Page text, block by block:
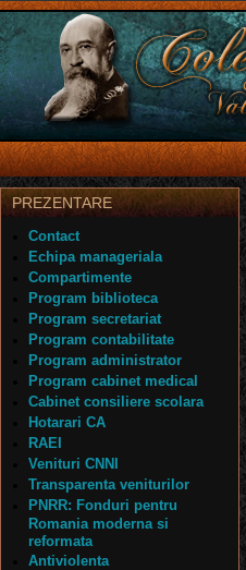
PREZENTARE
Contact
Echipa manageriala
Compartimente
Program biblioteca
Program secretariat
Program contabilitate
Program administrator
Program cabinet medical
Cabinet consiliere scolara
Hotarari CA
RAEI
Venituri CNNI
Transparenta veniturilor
PNRR: Fonduri pentru
Romania moderna si
reformata
Antiviolenta